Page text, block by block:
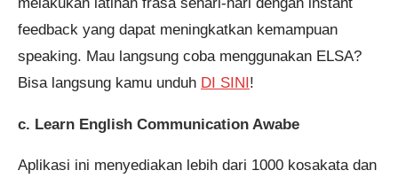
feedback yang dapat meningkatkan kemampuan
speaking. Mau langsung coba menggunakan ELSA?
Bisa langsung kamu unduh DI SINI!
c. Learn English Communication Awabe
Aplikasi ini menyediakan lebih dari 1000 kosakata dan